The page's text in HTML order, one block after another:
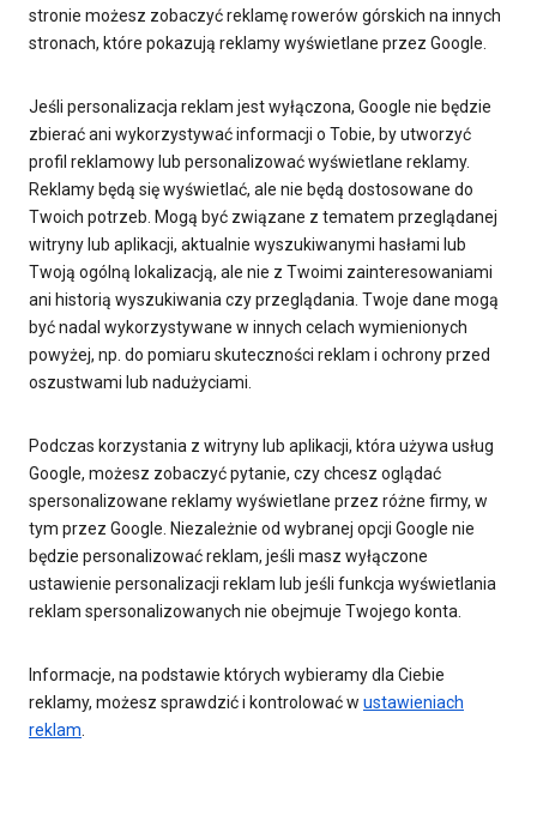
stronie możesz zobaczyć reklamę rowerów górskich na innych
stronach, które pokazują reklamy wyświetlane przez Google.
Jeśli personalizacja reklam jest wyłączona, Google nie będzie
zbierać ani wykorzystywać informacji o Tobie, by utworzyć
profil reklamowy lub personalizować wyświetlane reklamy.
Reklamy będą się wyświetlać, ale nie będą dostosowane do
Twoich potrzeb. Mogą być związane z tematem przeglądanej
witryny lub aplikacji, aktualnie wyszukiwanymi hasłami lub
Twoją ogólną lokalizacją, ale nie z Twoimi zainteresowaniami
ani historią wyszukiwania czy przeglądania. Twoje dane mogą
być nadal wykorzystywane w innych celach wymienionych
powyżej, np. do pomiaru skuteczności reklam i ochrony przed
oszustwami lub nadużyciami.
Podczas korzystania z witryny lub aplikacji, która używa usług
Google, możesz zobaczyć pytanie, czy chcesz oglądać
spersonalizowane reklamy wyświetlane przez różne firmy, w
tym przez Google. Niezależnie od wybranej opcji Google nie
będzie personalizować reklam, jeśli masz wyłączone
ustawienie personalizacji reklam lub jeśli funkcja wyświetlania
reklam spersonalizowanych nie obejmuje Twojego konta.
Informacje, na podstawie których wybieramy dla Ciebie
reklamy, możesz sprawdzić i kontrolować w ustawieniach
reklam.